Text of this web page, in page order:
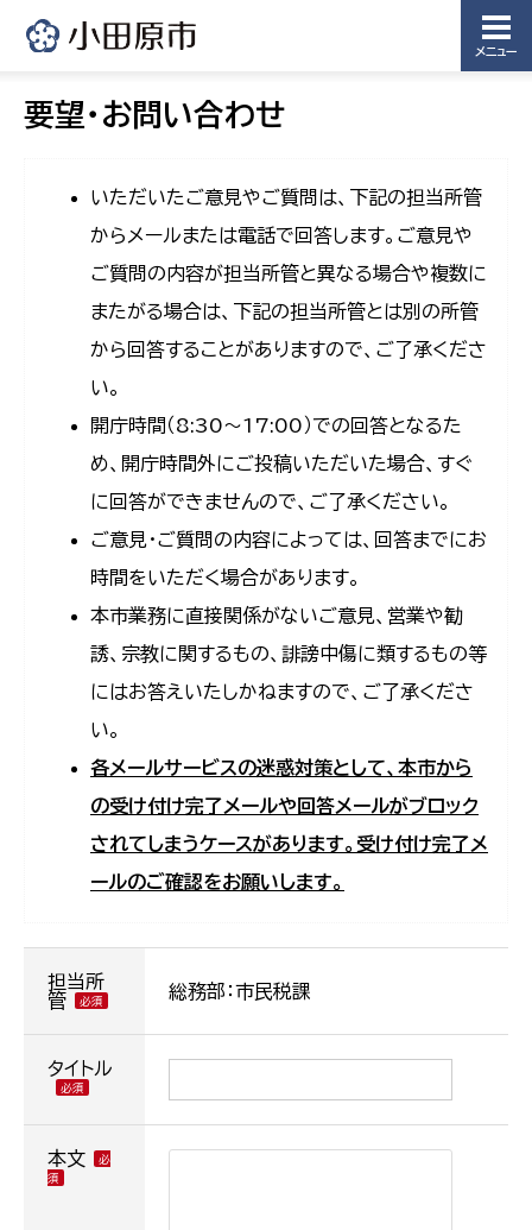
メニュー
要望・お問い合わせ
いただいたご意見やご質問は、下記の担当所管
からメールまたは電話で回答します。ご意見や
ご質問の内容が担当所管と異なる場合や複数に
またがる場合は、下記の担当所管とは別の所管
から回答することがありますので、ご了承くださ
い。
開庁時間（8:30〜17:00）での回答となるた
め、開庁時間外にご投稿いただいた場合、すぐ
に回答ができませんので、ご了承ください。
ご意見・ご質問の内容によっては、回答までにお
時間をいただく場合があります。
本市業務に直接関係がないご意見、営業や勧
誘、宗教に関するもの、誹謗中傷に類するもの等
にはお答えいたしかねますので、ご了承くださ
い。
各メールサービスの迷惑対策として、本市から
の受け付け完了メールや回答メールがブロック
されてしまうケースがあります。受け付け完了メ
ールのご確認をお願いします。
担当所
管
総務部：市民税課
タイトル
本文